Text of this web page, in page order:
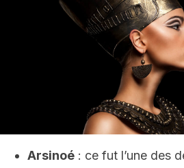
Arsinoé : ce fut l’une des